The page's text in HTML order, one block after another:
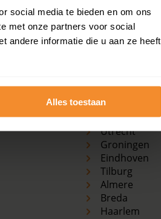
social media te bieden en om ons
met onze partners voor social
andere informatie die u aan ze heeft
Alles toestaanDen Haag
Rotterdam
Utrecht
Groningen
Eindhoven
Tilburg
Almere
Breda
Haarlem